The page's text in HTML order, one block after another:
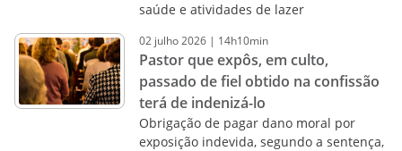
saúde e atividades de lazer
02 julho2026 | 14h10min
Pastor que expôs, em culto,
passado de fiel obtido na confissão
terá de indenizá-lo
Obrigação de pagar dano moral por
exposição indevida, segundo a sentença,